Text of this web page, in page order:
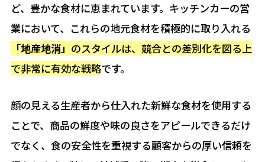
ど、豊かな食材に恵まれています。キッチンカーの営
業において、これらの地元食材を積極的に取り入れる
「地産地消」 のスタイルは、競合との差別化を図る上
で非常に有効な戦略です。
顔の見える生産者から仕入れた新鮮な食材を使用する
ことで、商品の鮮度や味の良さをアピールできるだけ
でなく、食の安全性を重視する顧客からの厚い信頼を